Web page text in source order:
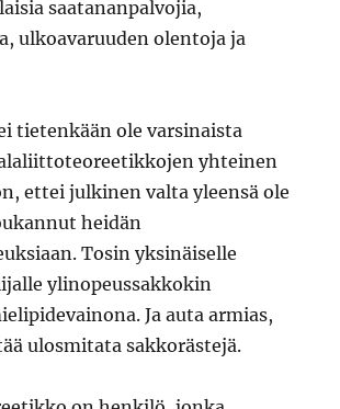
saatananpalvojia,
ulkoavaruuden olentoja ja
tietenkään ole varsinaista
yhteinen
ettei julkinen valta yleensä ole
heidän
Tosin yksinäiselle
ylinopeussakkokin
Ja auta armias,
ulosmitata sakkorästejä.